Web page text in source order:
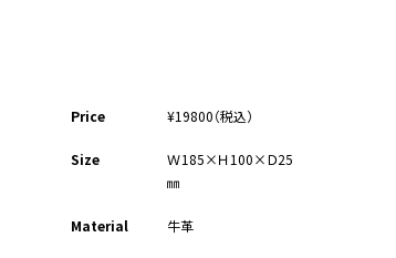
Price ¥19800（税込）
Size
Ｗ185×Ｈ100×Ｄ25
㎜
Material 牛革